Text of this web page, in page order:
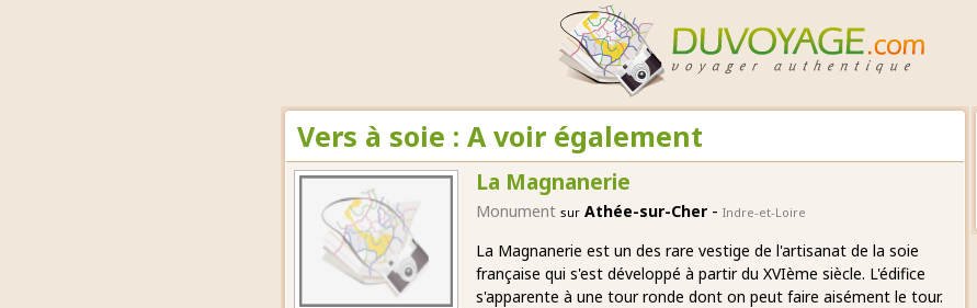
Vers à soie : A voir également
La Magnanerie
Monument sur Athée-sur-Cher - Indre-et-Loire
La Magnanerie est un des rare vestige de l'artisanat de la soie
française qui s'est développé à partir du XVIème siècle. L'édifice
s'apparente à une tour ronde dont on peut faire aisément le tour.